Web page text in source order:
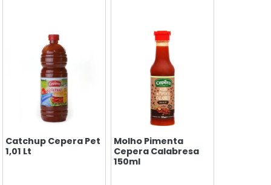
Catchup Cepera Pet
1,01 Lt
Molho Pimenta
Cepera Calabresa
150ml